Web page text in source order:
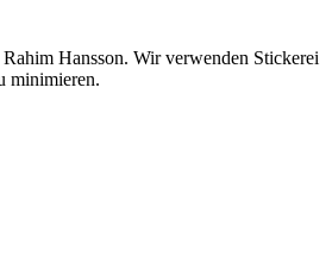
Hansson. Wir verwenden Stickerei
minimieren.